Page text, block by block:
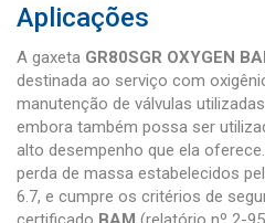
Aplicações
A gaxeta GR80SGR OXYGEN
destinada ao serviço com
manutenção de válvulas
embora também possa ser
alto desempenho que ela
perda de massa estabelecidos
6.7, e cumpre os critérios de